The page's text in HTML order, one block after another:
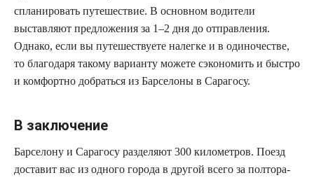
спланировать путешествие. В основном водители
выставляют предложения за 1–2 дня до отправления.
Однако, если вы путешествуете налегке и в одиночестве,
то благодаря такому варианту можете сэкономить и быстро
и комфортно добраться из Барселоны в Сарагосу.
В заключение
Барселону и Сарагосу разделяют 300 километров. Поезд
доставит вас из одного города в другой всего за полтора-